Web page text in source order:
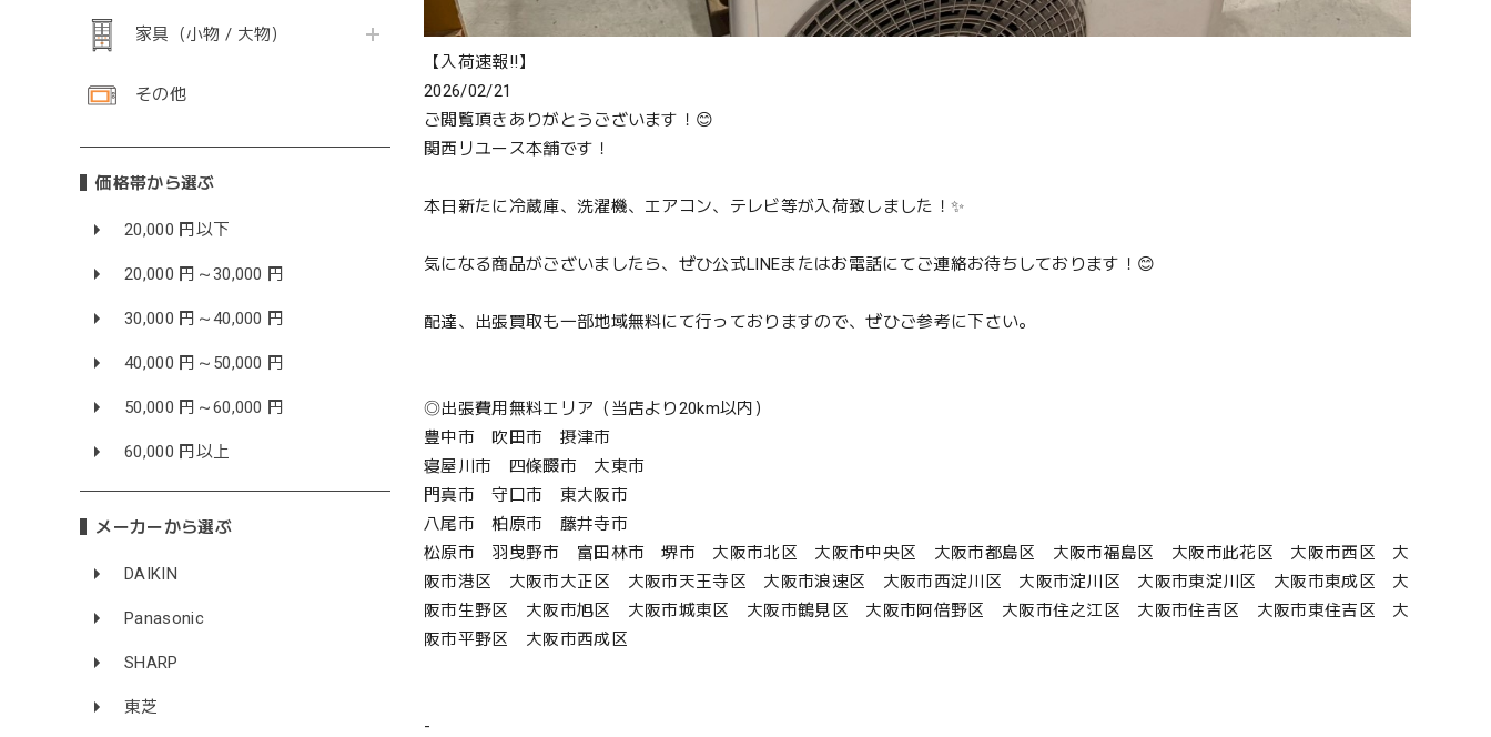
家具（小物 / 大物）
その他
価格帯から選ぶ
20,000 円以下
20,000 円～30,000 円
30,000 円～40,000 円
40,000 円～50,000 円
50,000 円～60,000 円
60,000 円以上
メーカーから選ぶ
DAIKIN
Panasonic
SHARP
東芝
【入荷速報‼️】
2026/02/21
ご閲覧頂きありがとうございます！😊
関西リユース本舗です！
本日新たに冷蔵庫、洗濯機、エアコン、テレビ等が入荷致しました！✨
気になる商品がございましたら、ぜひ公式LINEまたはお電話にてご連絡お待ちしております！😊
配達、出張買取も一部地域無料にて行っておりますので、ぜひご参考に下さい。
◎出張費用無料エリア（当店より20km以内）
豊中市 吹田市 摂津市
寝屋川市 四條畷市 大東市
門真市 守口市 東大阪市
八尾市 柏原市 藤井寺市
松原市 羽曳野市 富田林市 堺市 大阪市北区 大阪市中央区 大阪市都島区 大阪市福島区 大阪市此花区 大阪市西区 大
阪市港区 大阪市大正区 大阪市天王寺区 大阪市浪速区 大阪市西淀川区 大阪市淀川区 大阪市東淀川区 大阪市東成区 大
阪市生野区 大阪市旭区 大阪市城東区 大阪市鶴見区 大阪市阿倍野区 大阪市住之江区 大阪市住吉区 大阪市東住吉区 大
阪市平野区 大阪市西成区
-